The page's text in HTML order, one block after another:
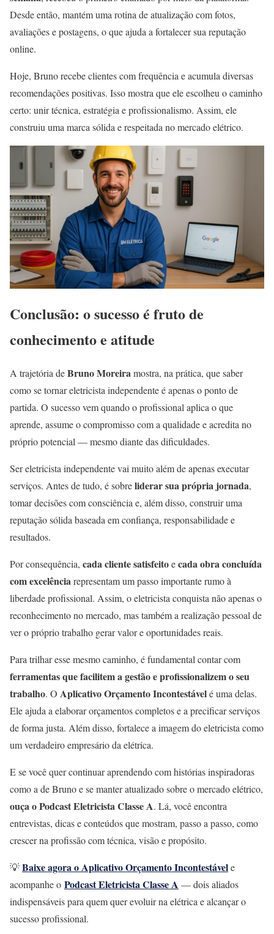
Desde então, mantém uma rotina de atualização com fotos,
avaliações e postagens, o que ajuda a fortalecer sua reputação
online.
Hoje, Bruno recebe clientes com frequência e acumula diversas
recomendações positivas. Isso mostra que ele escolheu o caminho
certo: unir técnica, estratégia e profissionalismo. Assim, ele
construiu uma marca sólida e respeitada no mercado elétrico.
Conclusão: o sucesso é fruto de
conhecimento e atitude
A trajetória deBruno Moreiramostra, na prática, que saber
como se tornar eletricista independente é apenas o ponto de
partida. O sucesso vem quando o profissional aplica o que
aprende, assume o compromisso com a qualidade e acredita no
próprio potencial — mesmo diante das dificuldades.
Ser eletricista independente vai muito além de apenas executar
serviços. Antes de tudo, é sobreliderar sua própria jornada,
tomar decisões com consciência e, além disso, construir uma
reputação sólida baseada em confiança, responsabilidade e
resultados.
Por consequência, cada cliente satisfeitoecada obra concluída
com excelênciarepresentam um passo importante rumo à
liberdade profissional. Assim, o eletricista conquista não apenas o
reconhecimento no mercado, mas também a realização pessoal de
ver o próprio trabalho gerar valor e oportunidades reais.
Para trilhar esse mesmo caminho, é fundamental contar com
ferramentas que facilitem a gestão e profissionalizem o seu
trabalho. O Aplicativo Orçamento Incontestávelé uma delas.
Ele ajuda a elaborar orçamentos completos e a precificar serviços
de forma justa. Além disso, fortalece a imagem do eletricista como
um verdadeiro empresário da elétrica.
E se você quer continuar aprendendo com histórias inspiradoras
como a de Bruno e se manter atualizado sobre o mercado elétrico,
ouça o Podcast Eletricista Classe A. Lá, você encontra
entrevistas, dicas e conteúdos que mostram, passo a passo, como
crescer na profissão com técnica, visão e propósito.
💡Baixe agora o Aplicativo Orçamento Incontestávele
acompanhe o Podcast Eletricista Classe A — dois aliados
indispensáveis para quem quer evoluir na elétrica e alcançar o
sucesso profissional.